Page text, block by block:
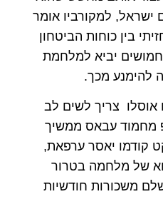
ישראל, למקורביו אומר
בין כוחות הביטחון
יביא למלחמת
להימנע מכך.
אוסלו צריך לשים לב
מחמוד עבאס ממשיך
קודמו יאסר ערפאת,
של מלחמה בטרור
משכורות חודשיות